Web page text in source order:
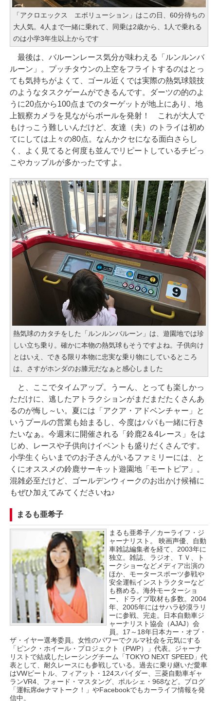
「アクロエックス エボリューション」はこの日、60分待ちの
大人気。4人まで一緒に乗れて、同乗は2歳から、1人で乗れる
のは小学3年生以上からです
最後は、バルーンレース気分が味わえる「ルンルンバ
ルーン」。プッチタウンの上空をフライトするのはとっ
ても気持ちがよくて、ゴール近くでは実際の熱気球競技
のようなタスクゲームができるんです。ダーツの的のよ
うに20点から100点までのターゲットが地上にあり、地
上観察カメラを見ながらボールを発射！ これが大人で
もけっこう難しいんだけど、友達（夫）のトライは初め
てにしては上々の80点。なんかクセになる面白さらし
く、よく見てると何度も並んでリピートしているチビっ
こやカップルが多かったですよ。
熱気球のカタチをした「ルンルンバルーン」は、遊園地では珍
しい立ち乗り。確かに本物の熱気球もそうですよね。子供向け
とはいえ、できる限り本物に忠実な乗り物にしているところ
は、さすがホンダのお膝元だなぁと感心しました
と、ここでタイムアップ。うーん、とっても楽しかっ
ただけに、逃したアトラクションがまだまだたくさんあ
るのが悔し～い。夏には「アクア・アドベンチャー」と
いうプールの営業も始まるし、今度はパパも一緒に行き
たいなぁ。今週末に開催される「鈴鹿2＆4レース」をは
じめ、レースや子供向けイベントも盛りだくさんです。
小学生くらいまでのお子さんがいるファミリーには、と
くにオススメの鈴鹿サーキット遊園地「モートピア」。
混雑必至だけど、ゴールデンウィークのお出かけ候補に
もぜひ加えてみてくださいね♪
まるも亜希子
まるも亜希子／カーライフ・ジ
ャーナリスト。 映画声優、自動
車雑誌編集者を経て、2003年に
独立。雑誌、ラジオ、ＴＶ、ト
ークショーなどメディア出演の
ほか、モータースポーツ参戦や
安全運転インストラクターなど
も務める。海外モーターショ
ー、ドライブ取材も多数。2004
年、2005年にはサハラ砂漠ラリ
ーに参戦、完走。日本自動車ジ
ャーナリスト協会（AJAJ）会
員。17～18年日本カー・オブ・
ザ・イヤー選考委員。女性のパワーでクルマ社会を元気にする
「ピンク・ホイール・プロジェクト（PWP）」代表。ジャーナ
リストで結成したレーシングチーム「TOKYO NEXT SPEED」代
表として、耐久レースにも参戦している。過去に乗り継いだ愛車
はVWビートル、フィアット・124スパイダー、三菱自動車ギャ
ランVR4、フォード・マスタング、ポルシェ・968など。ブログ
「運転席deナマトーク！」やFacebookでもカーライフ情報を発
信中。